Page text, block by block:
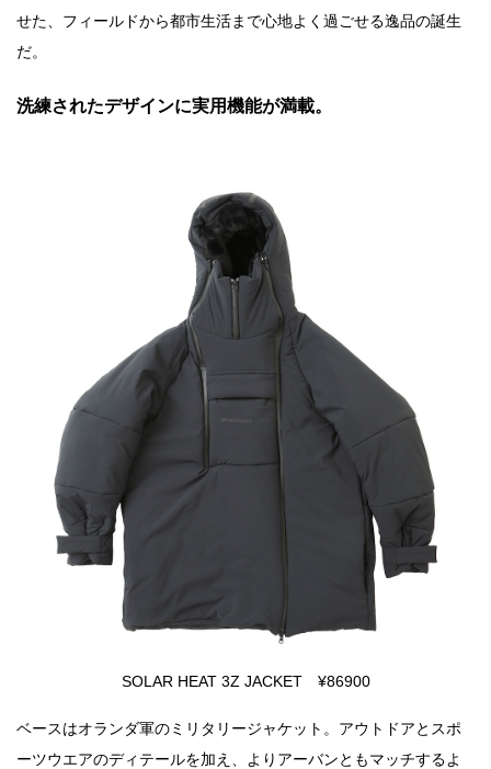
せた、フィールドから都市生活まで心地よく過ごせる逸品の誕生
だ。
洗練されたデザインに実用機能が満載。
SOLAR HEAT 3Z JACKET ¥86900
ベースはオランダ軍のミリタリージャケット。アウトドアとスポ
ーツウエアのディテールを加え、よりアーバンともマッチするよ